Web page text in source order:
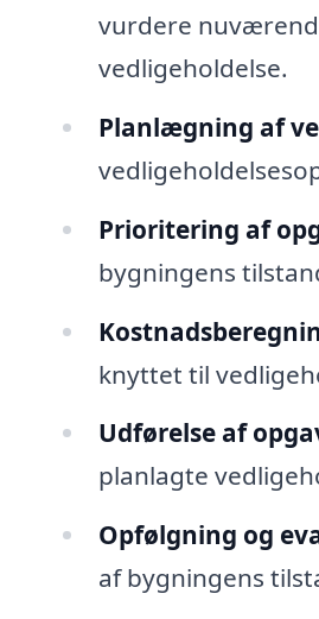
vurdere
vedligeholdelse.
Planlægning af
Prioritering af
bygningens
knyttet til
Udførelse af
planlagte
Opfølgning og
af bygningens